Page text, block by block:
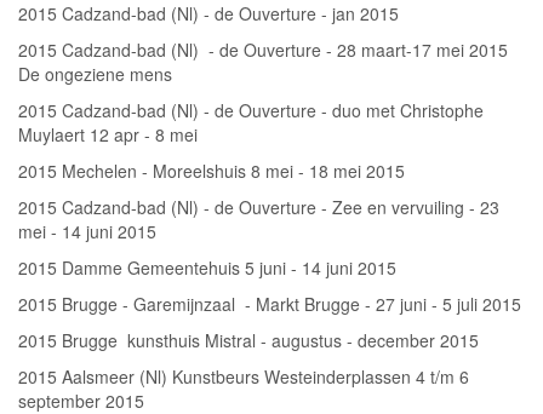
2015 Cadzand-bad (Nl) - de Ouverture - jan 2015
2015 Cadzand-bad (Nl) - de Ouverture - 28 maart-17 mei 2015
De ongeziene mens
2015 Cadzand-bad (Nl) - de Ouverture - duo met Christophe
Muylaert 12 apr - 8 mei
2015 Mechelen - Moreelshuis 8 mei - 18 mei 2015
2015 Cadzand-bad (Nl) - de Ouverture - Zee en vervuiling - 23
mei - 14 juni 2015
2015 Damme Gemeentehuis 5 juni - 14 juni 2015
2015 Brugge - Garemijnzaal - Markt Brugge - 27 juni - 5 juli 2015
2015 Brugge kunsthuis Mistral - augustus - december 2015
2015 Aalsmeer (Nl) Kunstbeurs Westeinderplassen 4 t/m 6
september 2015